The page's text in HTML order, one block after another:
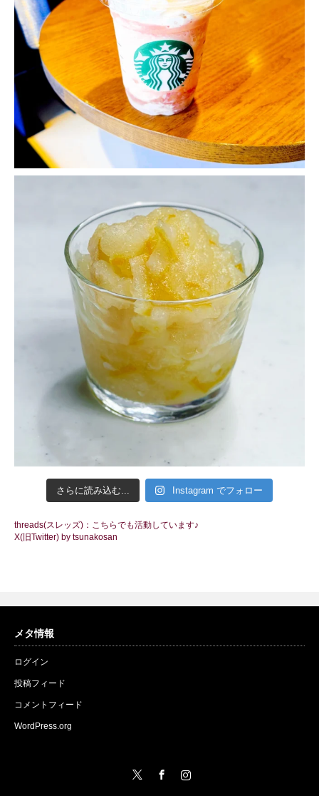
さらに読み込む... Instagram でフォロー
threads(スレッズ)：こちらでも活動しています♪
X(旧Twitter) by tsunakosan
メタ情報
ログイン
投稿フィード
コメントフィード
WordPress.org
Instagram